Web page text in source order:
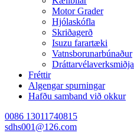
Motor Grader
Hjólaskófla
Skriðagerð
Isuzu farartæki
Vatnsborunarbúnaður
Dráttarvélaverksmiðja
Fréttir
Algengar spurningar
Hafðu samband við okkur
0086 13011740815
sdhs001@126.com